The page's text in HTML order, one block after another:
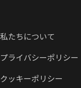
私たちについて
プライバシーポリシー
クッキーポリシー